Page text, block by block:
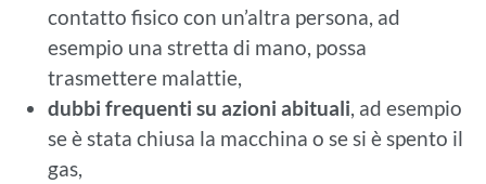
contatto fisico con un’altra persona, ad
esempio una stretta di mano, possa
trasmettere malattie,
dubbi frequenti su azioni abituali, ad esempio
se è stata chiusa la macchina o se si è spento il
gas,